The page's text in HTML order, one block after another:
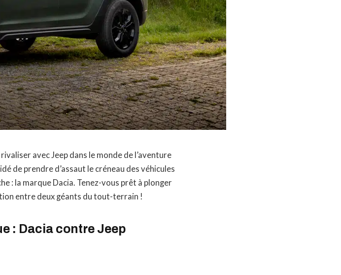
avec Jeep dans le monde de l’aventure
de prendre d’assaut le créneau des véhicules
: la marque Dacia. Tenez-vous prêt à plonger
entre deux géants du tout-terrain !
: Dacia contre Jeep